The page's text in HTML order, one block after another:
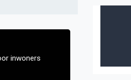
inwoners